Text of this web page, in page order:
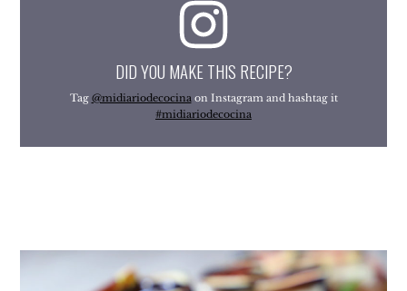
DID YOU MAKE THIS RECIPE?
Tag @midiariodecocinaon Instagram and hashtag it
#midiariodecocina